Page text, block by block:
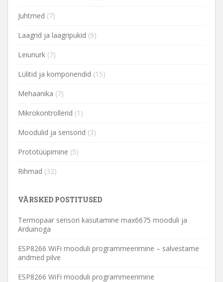
Juhtmed (7)
Laagrid ja laagripukid (9)
Leiunurk (7)
Lülitid ja komponendid (15)
Mehaanika (7)
Mikrokontrollerid (1)
Moodulid ja sensorid (3)
Prototüüpimine (5)
Rihmad (32)
VÄRSKED POSTITUSED
Termopaar sensori kasutamine max6675 mooduli ja
Arduinoga
ESP8266 WiFi mooduli programmeerimine – salvestame
andmed pilve
ESP8266 WiFi mooduli programmeerimine